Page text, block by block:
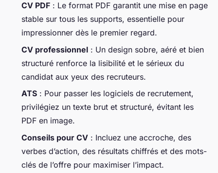
CV PDF : Le format PDF garantit une mise en page
stable sur tous les supports, essentielle pour
impressionner dès le premier regard.
CV professionnel : Un design sobre, aéré et bien
structuré renforce la lisibilité et le sérieux du
candidat aux yeux des recruteurs.
ATS : Pour passer les logiciels de recrutement,
privilégiez un texte brut et structuré, évitant les
PDF en image.
Conseils pour CV : Incluez une accroche, des
verbes d’action, des résultats chiffrés et des mots-
clés de l’offre pour maximiser l’impact.